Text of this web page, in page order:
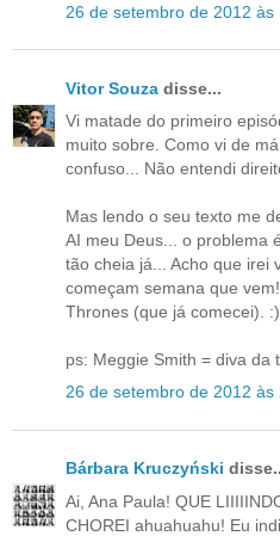
26 de setembro de 2012 às
Vitor Souza disse...
Vi matade do primeiro
muito sobre. Como vi de
confuso... Não entendi
Mas lendo o seu texto me
AI meu Deus... o problema
tão cheia já... Acho que irei
começam semana que
Thrones (que já comecei).
ps: Meggie Smith = diva da
26 de setembro de 2012 às
Bárbara Kruczyński
Ai, Ana Paula! QUE
CHOREI ahuahuahu! Eu